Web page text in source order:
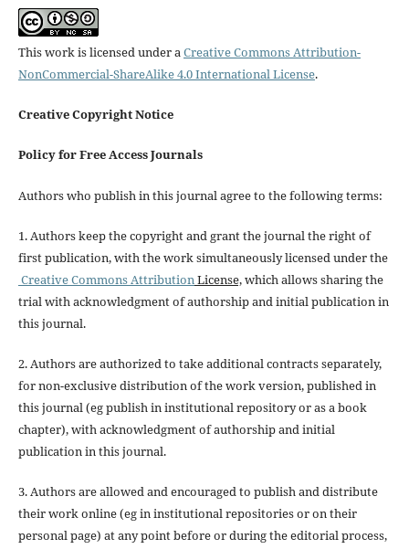
This work is licensed under aCreative Commons Attribution-
NonCommercial-ShareAlike 4.0 International License.
Creative Copyright Notice
Policy for Free Access Journals
Authors who publish in this journal agree to the following terms:
1. Authors keep the copyright and grant the journal the right of
first publication, with the work simultaneously licensed under the
Creative Commons Attribution License,which allows sharing the
trial with acknowledgment of authorship and initial publication in
this journal.
2. Authors are authorized to take additional contracts separately,
for non-exclusive distribution of the work version, published in
this journal (eg publish in institutional repository or as a book
chapter), with acknowledgment of authorship and initial
publication in this journal.
3. Authors are allowed and encouraged to publish and distribute
their work online (eg in institutional repositories or on their
personal page) at any point before or during the editorial process,